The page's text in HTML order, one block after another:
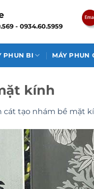
- 0934.60.5959
PHUN BI MÁY PHUN
kính
cát tạo nhám bề mặt